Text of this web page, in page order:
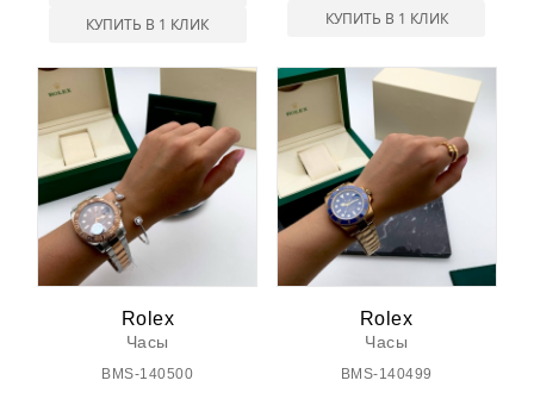
КУПИТЬ В 1 КЛИК
КУПИТЬ В 1 КЛИК
Rolex
Часы
BMS-140500
Rolex
Часы
BMS-140499